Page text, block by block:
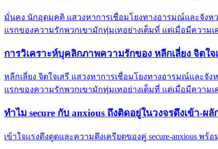
มั่นคง นักอุดมคติ แสวงหาการเชื่อมโยงทางอารมณ์และจัง
แรกของความรักพวกเขามักทุ่มเทอย่างเต็มที่ แต่เมื่อมีความ
การวิเคราะห์บุคลิกภาพความรักของ หลีกเลี่ยง จิตใจ
หลีกเลี่ยง จิตใจเสรี แสวงหาการเชื่อมโยงทางอารมณ์และ
แรกของความรักพวกเขามักทุ่มเทอย่างเต็มที่ แต่เมื่อมีความ
ทำไม secure กับ anxious ถึงติดอยู่ในวงจรดึงเข้า-ผลั
เข้าใจแรงดึงดูดและความตึงเครียดของคู่ secure-anxious พร้